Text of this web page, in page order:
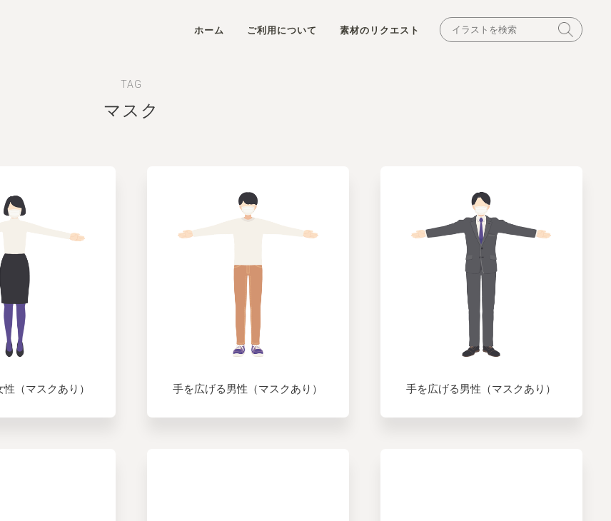
ホーム ご利用について 素材のリクエスト
TAG
マスク
（マスクあり） 手を広げる男性（マスクあり） 手を広げる男性（マスクあり）